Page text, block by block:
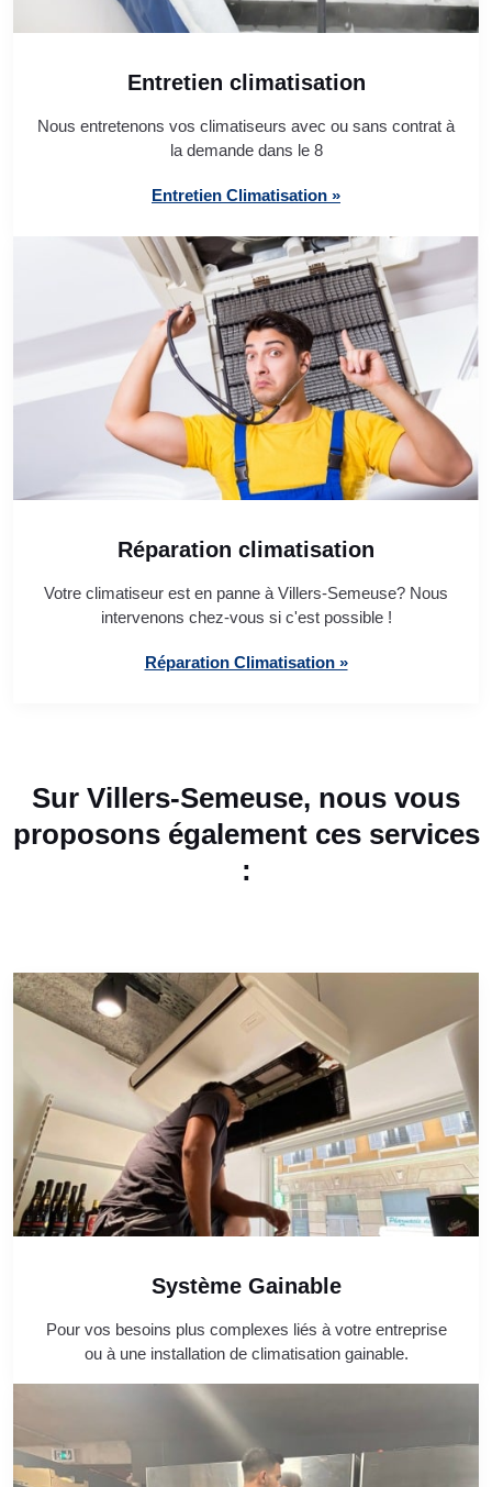
Entretien climatisation
Nous entretenons vos climatiseurs avec ou sans contrat à
la demande dans le 8
Entretien Climatisation »
Réparation climatisation
Votre climatiseur est en panne à Villers-Semeuse? Nous
intervenons chez-vous si c'est possible !
Réparation Climatisation »
Sur Villers-Semeuse, nous vous
proposons également ces services
:
Système Gainable
Pour vos besoins plus complexes liés à votre entreprise
ou à une installation de climatisation gainable.